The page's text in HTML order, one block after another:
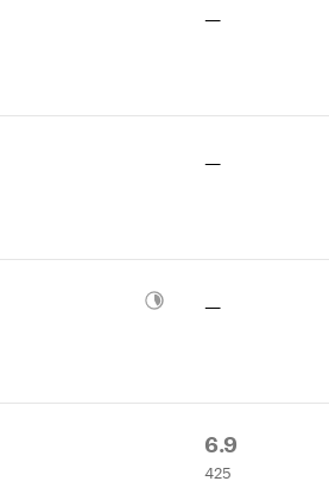
—
—
—
Рейтинг
Кинопоиска
6.9
425
оценок
425